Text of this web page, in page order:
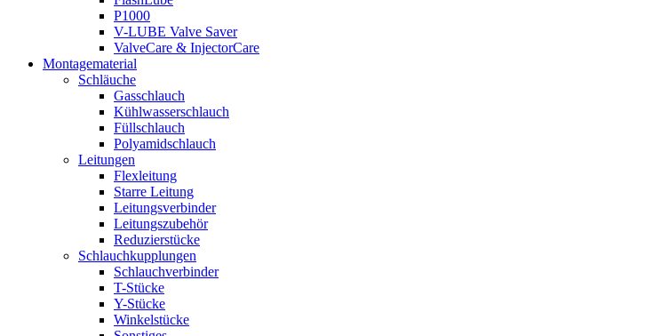
P1000
V-LUBE Valve Saver
ValveCare & InjectorCare
Montagematerial
Schläuche
Gasschlauch
Kühlwasserschlauch
Füllschlauch
Polyamidschlauch
Leitungen
Flexleitung
Starre Leitung
Leitungsverbinder
Leitungszubehör
Reduzierstücke
Schlauchkupplungen
Schlauchverbinder
T-Stücke
Y-Stücke
Winkelstücke